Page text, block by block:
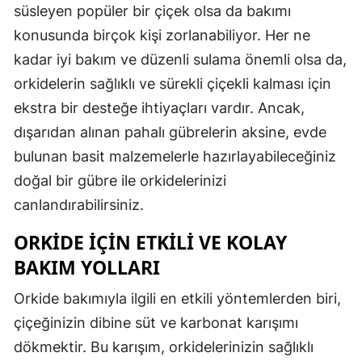
Gaziantep
Giresun
Gümüşhane
İzmir
süsleyen popüler bir çiçek olsa da bakımı
konusunda birçok kişi zorlanabiliyor. Her ne
kadar iyi bakım ve düzenli sulama önemli olsa da,
orkidelerin sağlıklı ve sürekli çiçekli kalması için
ekstra bir desteğe ihtiyaçları vardır. Ancak,
dışarıdan alınan pahalı gübrelerin aksine, evde
bulunan basit malzemelerle hazırlayabileceğiniz
doğal bir gübre ile orkidelerinizi
canlandırabilirsiniz.
ORKIDE İÇIN ETKILI VE KOLAY
BAKIM YOLLARI
Orkide bakımıyla ilgili en etkili yöntemlerden biri,
çiçeğinizin dibine süt ve karbonat karışımı
dökmektir. Bu karışım, orkidelerinizin sağlıklı